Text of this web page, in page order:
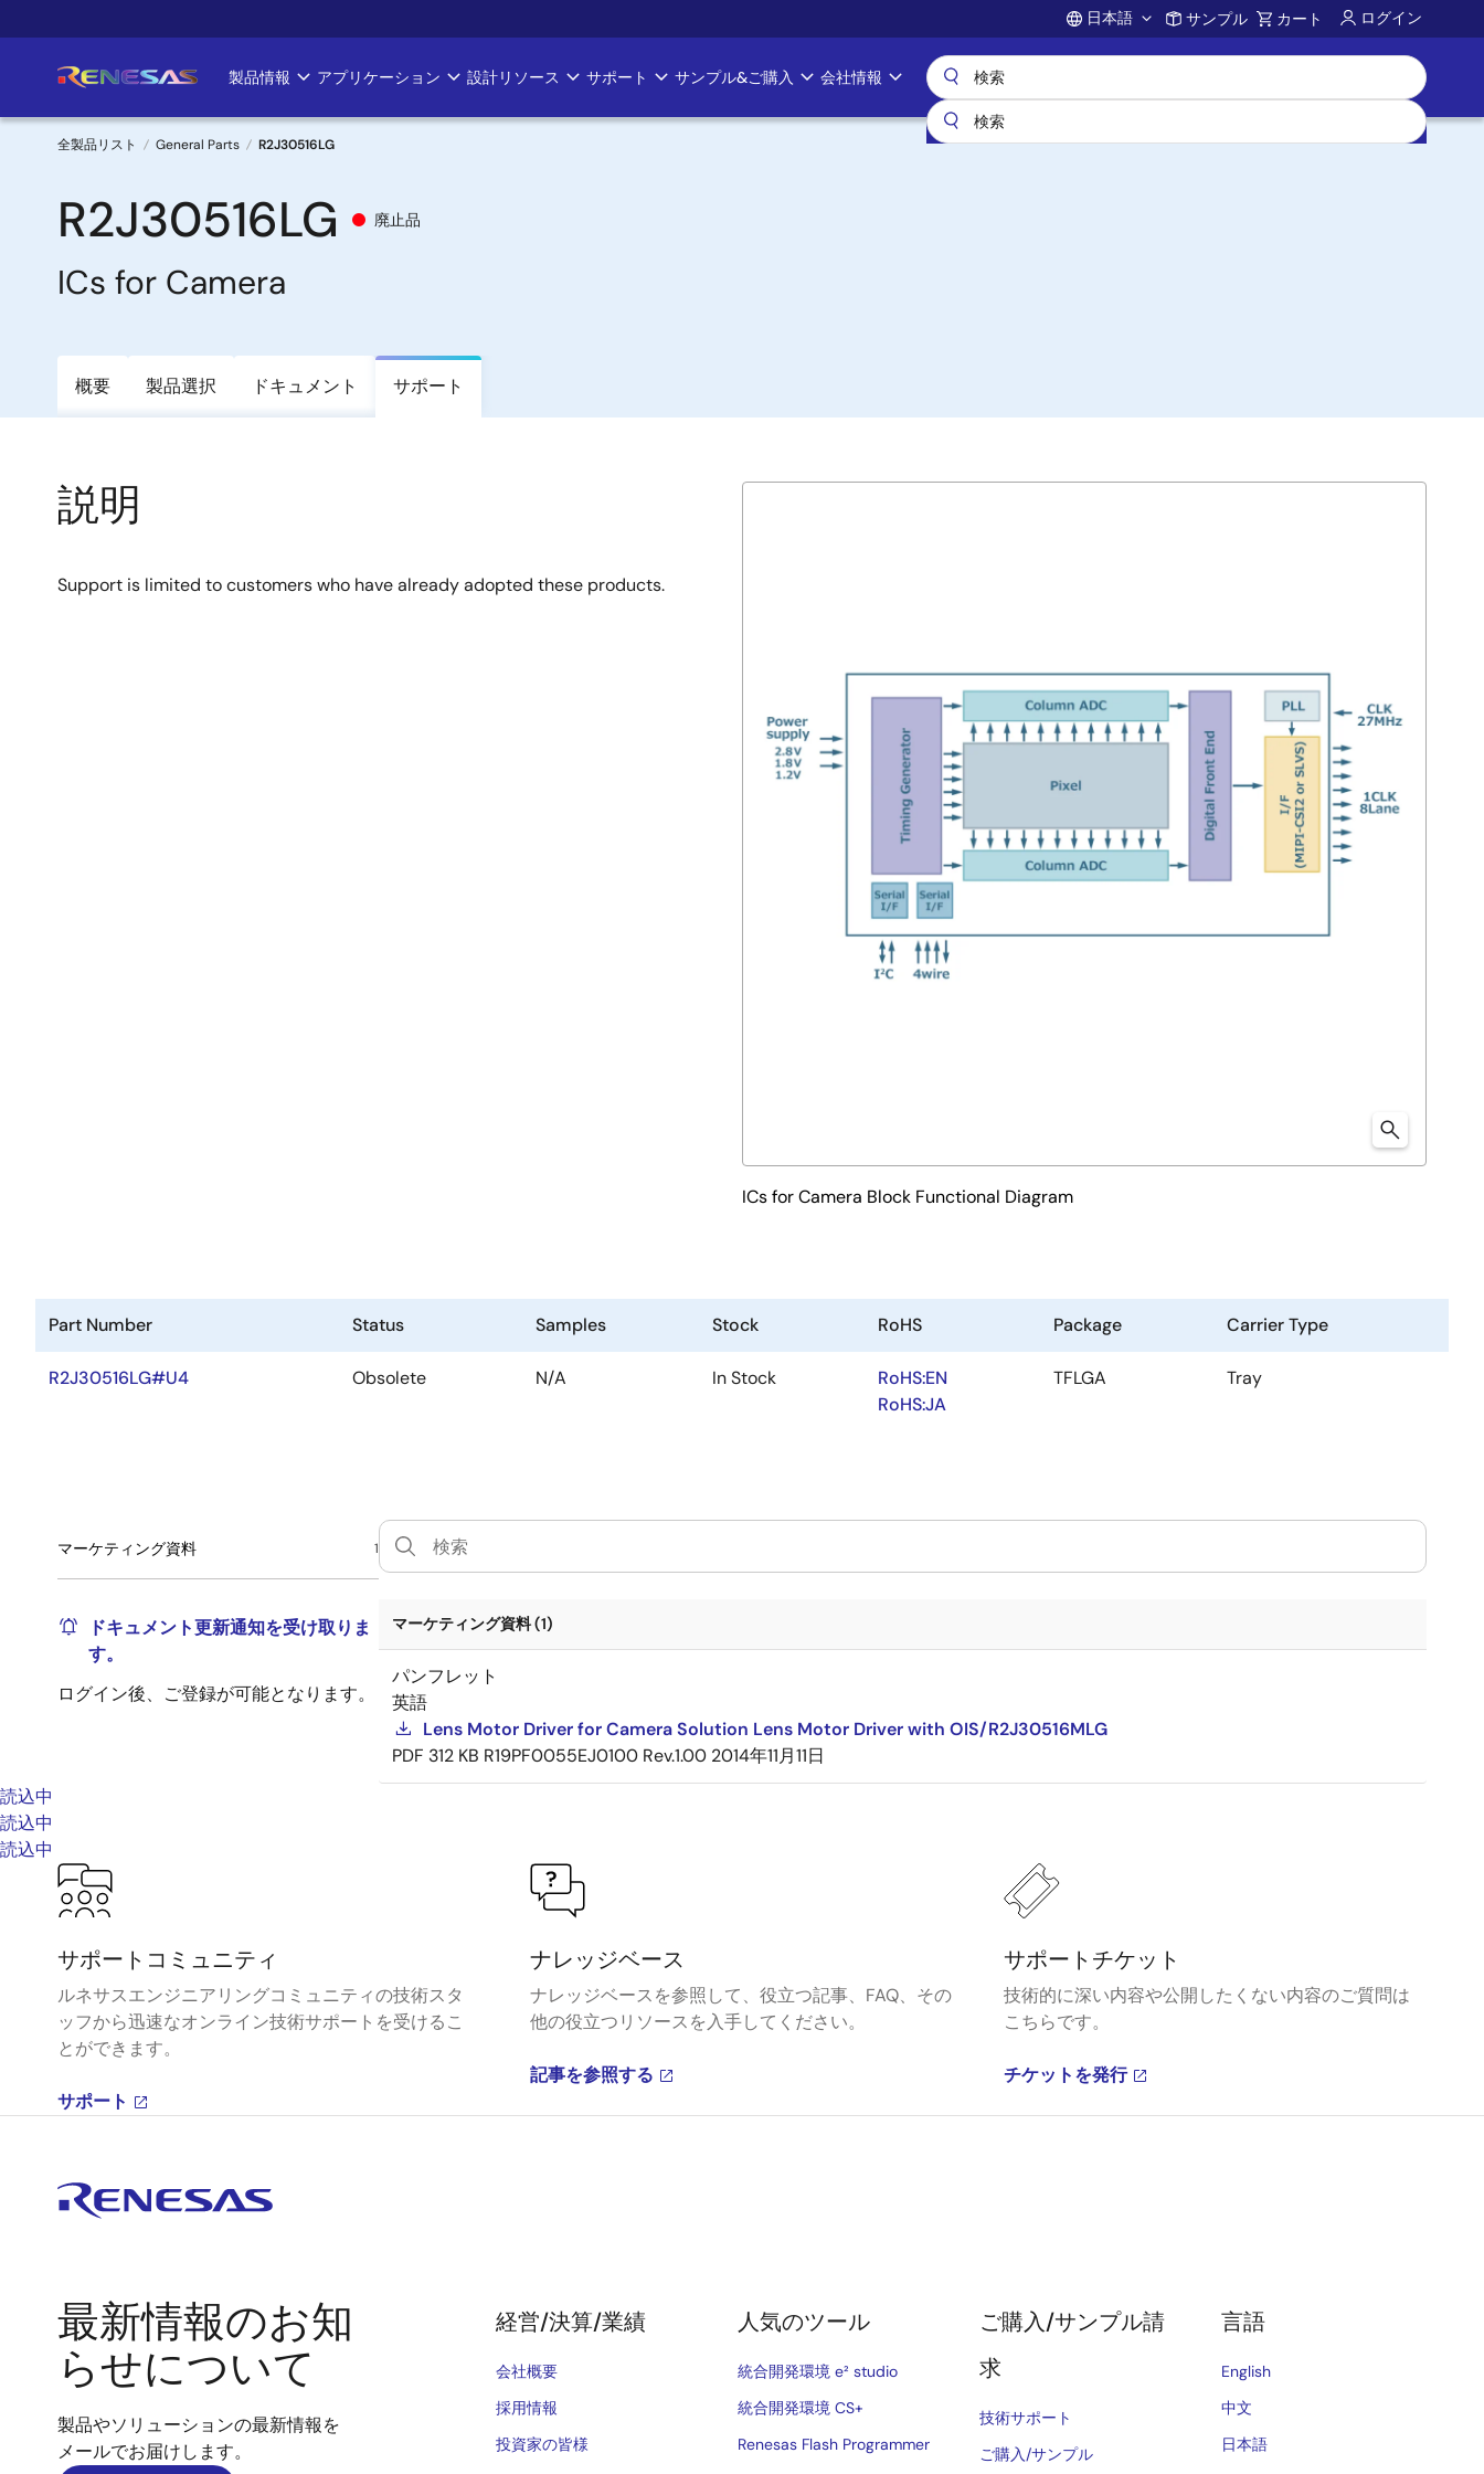
イ
ン
Account
日本語 サンプル カート ログイン
Main
navigation
製品情報 アプリケーション 設計リソース サポート サンプル&ご購入 会社情報
パ
ン
く
全製品リスト General Parts R2J30516LG
R2J30516LG 廃止品
ICs for Camera
概要 製品選択 ドキュメント サポート
説明
Support is limited to customers who have already adopted these products.
ICs for Camera Block Functional Diagram
Part Number Status Samples Stock RoHS Package Carrier Type
R2J30516LG#U4 Obsolete N/A In Stock
RoHS:EN
RoHS:JA
TFLGA Tray
マーケティング資料 1
ドキュメント更新通知を受け取りま
す。
ログイン後、ご登録が可能となります。
マーケティング資料 (1)
パンフレット
英語
Lens Motor Driver for Camera Solution Lens Motor Driver with OIS/R2J30516MLG
PDF 312 KB R19PF0055EJ0100 Rev.1.00 2014年11月11日
読込中
読込中
読込中
サポートコミュニティ
ルネサスエンジニアリングコミュニティの技術スタ
ッフから迅速なオンライン技術サポートを受けるこ
とができます。
サポート
ナレッジベース
ナレッジベースを参照して、役立つ記事、FAQ、その
他の役立つリソースを入手してください。
記事を参照する
サポートチケット
技術的に深い内容や公開したくない内容のご質問は
こちらです。
チケットを発行
最新情報のお知
らせについて
製品やソリューションの最新情報を
メールでお届けします。
経営/決算/業績
会社概要
採用情報
投資家の皆様
人気のツール
統合開発環境 e² studio
統合開発環境 CS+
Renesas Flash Programmer
ご購入/サンプル請
求
技術サポート
ご購入/サンプル
言語
English
中文
日本語